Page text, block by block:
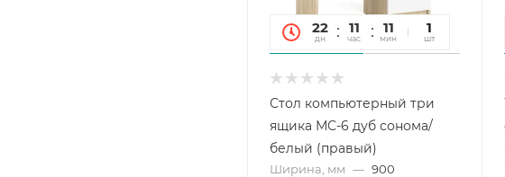
22
дн
11
час
11
мин
45
сек
1
шт
Стол компьютерный три
ящика МС-6 дуб сонома/
белый (правый)
Ширина, мм — 900